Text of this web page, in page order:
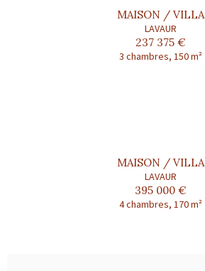
MAISON / VILLA
LAVAUR
237 375 €
3 chambres, 150 m²
MAISON / VILLA
LAVAUR
395 000 €
4 chambres, 170 m²